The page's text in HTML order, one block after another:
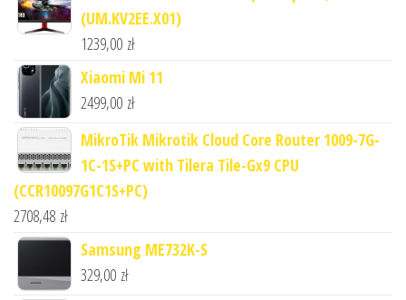
(UM.KV2EE.X01)
1239,00 zł
Xiaomi Mi 11
2499,00 zł
MikroTik Mikrotik Cloud Core Router 1009-7G-
1C-1S+PC with Tilera Tile-Gx9 CPU
(CCR10097G1C1S+PC)
2708,48 zł
Samsung ME732K-S
329,00 zł